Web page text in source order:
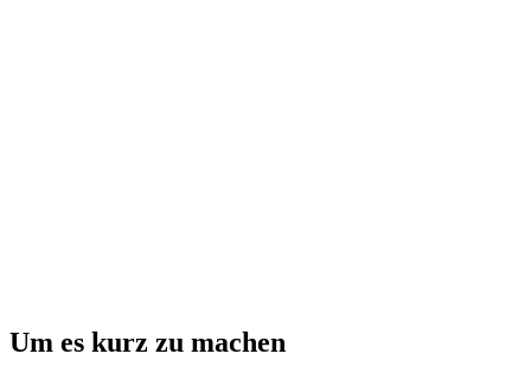
Um es kurz zu machen